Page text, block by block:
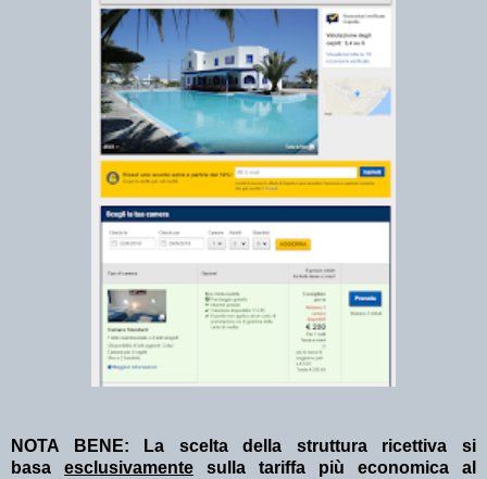
NOTA BENE: La scelta della struttura ricettiva si
basa esclusivamente sulla tariffa più economica al